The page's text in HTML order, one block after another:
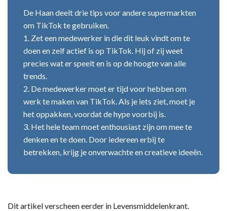
De Haan deelt drie tips voor andere supermarkten
om TikTok te gebruiken.
1. Zet een medewerker in die dit leuk vindt om te
doen en zelf actief is op TikTok. Hij of zij weet
precies wat er speelt en is op de hoogte van alle
trends.
2. De medewerker moet er tijd voor hebben om
werk te maken van TikTok. Als je iets ziet, moet je
het oppakken, voordat de hype voorbij is.
3. Het hele team moet enthousiast zijn om mee te
denken en te doen. Door iedereen erbij te
betrekken, krijg je onverwachte en creatieve ideeën.
Dit artikel verscheen eerder in Levensmiddelenkrant.